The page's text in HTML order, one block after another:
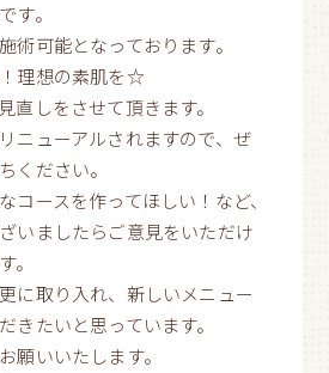
す。
術可能となっております。
理想の素肌を☆
しをさせて頂きます。
ニューアルされますので、ぜ
ください。
コースを作ってほしい！など、
いましたらご意見をいただけ
。
に取り入れ、新しいメニュー
きたいと思っています。
願いいたします。